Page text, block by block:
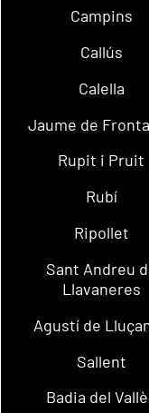
Campins
Callús
Calella
Jaume de
Rupit i Pruit
Rubí
Ripollet
Sant Andreu
Llavaneres
Agustí de
Sallent
Badia del